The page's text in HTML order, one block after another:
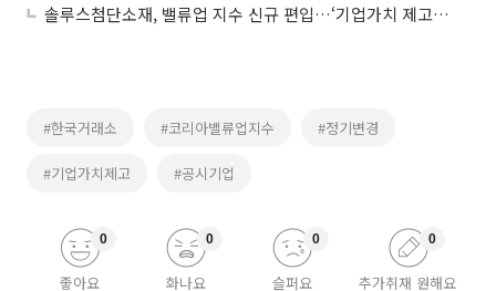
솔루스첨단소재, 밸류업 지수 신규 편입…‘기업가치 제고 계획’ 발표
#한국거래소 #코리아밸류업지수 #정기변경
#기업가치제고 #공시기업
좋아요
0
화나요
0
슬퍼요
0
추가취재 원해요
0